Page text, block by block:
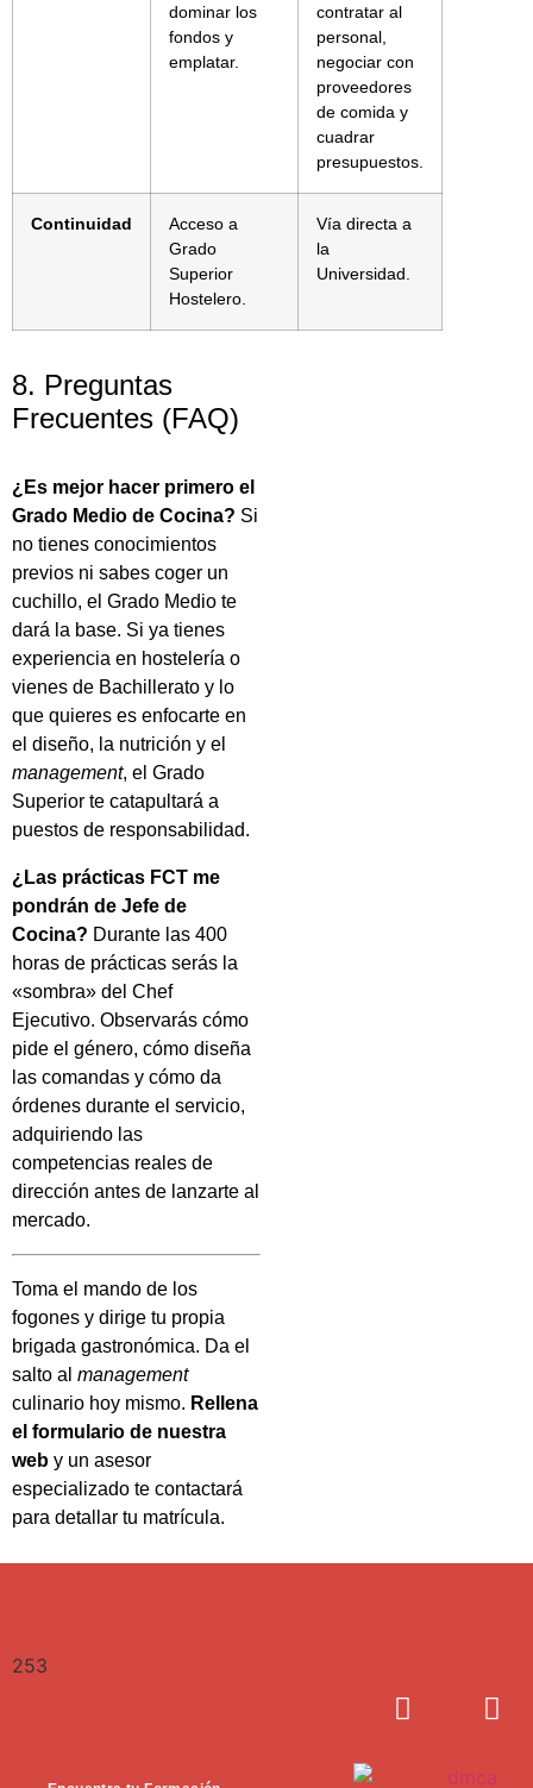
dominar los
fondos y
emplatar.
contratar al
personal,
negociar con
proveedores
de comida y
cuadrar
presupuestos.
Continuidad
Acceso a
Grado
Superior
Hostelero.
Vía directa a
la
Universidad.
8. Preguntas
Frecuentes (FAQ)
¿Es mejor hacer primero el
Grado Medio de Cocina? Si
no tienes conocimientos
previos ni sabes coger un
cuchillo, el Grado Medio te
dará la base. Si ya tienes
experiencia en hostelería o
vienes de Bachillerato y lo
que quieres es enfocarte en
el diseño, la nutrición y el
management, el Grado
Superior te catapultará a
puestos de responsabilidad.
¿Las prácticas FCT me
pondrán de Jefe de
Cocina? Durante las 400
horas de prácticas serás la
«sombra» del Chef
Ejecutivo. Observarás cómo
pide el género, cómo diseña
las comandas y cómo da
órdenes durante el servicio,
adquiriendo las
competencias reales de
dirección antes de lanzarte al
mercado.
Toma el mando de los
fogones y dirige tu propia
brigada gastronómica. Da el
salto al management
culinario hoy mismo. Rellena
el formulario de nuestra
web y un asesor
especializado te contactará
para detallar tu matrícula.
253